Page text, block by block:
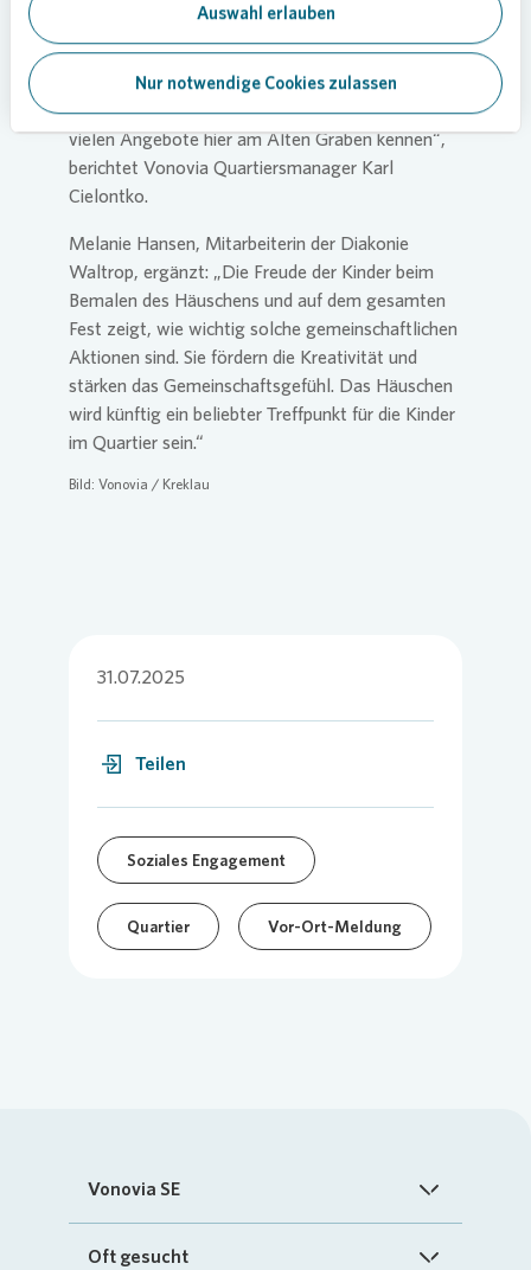
Auswahl erlauben
Nur notwendige Cookies zulassen
jeden etwas geboten hat. Das Gartenhaus genau
in diesem Rahmen einzuweihen, war ein
besonderer Erfolg. Viele Kinder haben sich an der
Malaktion beteiligt, Eltern lernten zeitgleich die
vielen Angebote hier am Alten Graben kennen“,
berichtet Vonovia Quartiersmanager Karl
Cielontko.
Melanie Hansen, Mitarbeiterin der Diakonie
Waltrop, ergänzt: „Die Freude der Kinder beim
Bemalen des Häuschens und auf dem gesamten
Fest zeigt, wie wichtig solche gemeinschaftlichen
Aktionen sind. Sie fördern die Kreativität und
stärken das Gemeinschaftsgefühl. Das Häuschen
wird künftig ein beliebter Treffpunkt für die Kinder
im Quartier sein.“
Bild: Vonovia / Kreklau
31.07.2025
Teilen
Soziales Engagement
Quartier Vor-Ort-Meldung
Vonovia SE
Startseite
Oft gesucht